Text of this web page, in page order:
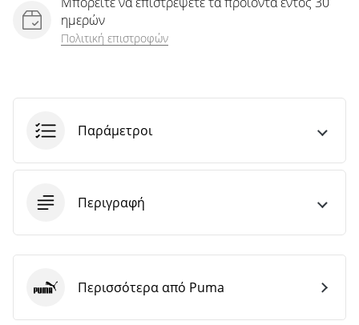
ημερών
Πολιτική επιστροφών
Παράμετροι
Περιγραφή
Puma Περισσότερα από Puma